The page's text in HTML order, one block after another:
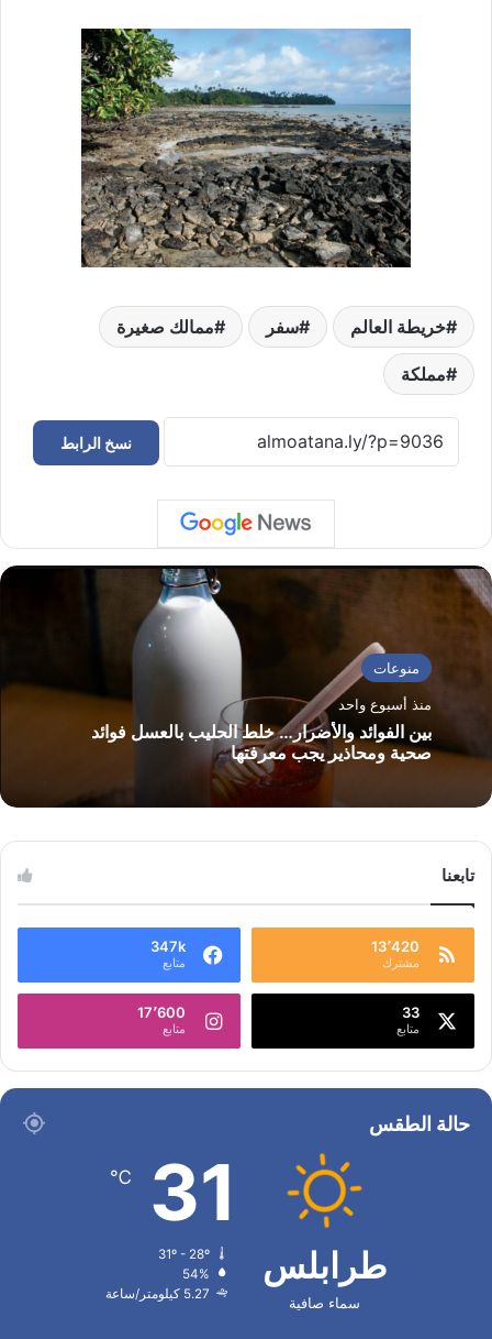
خريطة العالم سفر ممالك صغيرة
مملكة
نسخ الرابط
منوعات
منذ أسبوع واحد
بين الفوائد والأضرار… خلط الحليب بالعسل فوائد
صحية ومحاذير يجب معرفتها
تابعنا
13٬420
مشترك
347k
متابع
33
متابع
17٬600
متابع
حالة الطقس
طرابلس
سماء صافية
31
℃
54%
5.27 كيلومتر/ساعة